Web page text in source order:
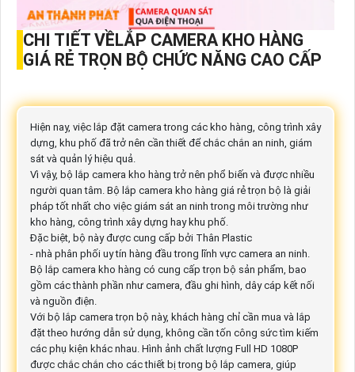
CHI TIẾT VỀLẮP CAMERA KHO HÀNG
GIÁ RẺ TRỌN BỘ CHỨC NĂNG CAO CẤP
Hiện nay, việc lắp đặt camera trong các kho hàng, công trình xây
dựng, khu phố đã trở nên cần thiết để chắc chắn an ninh, giám
sát và quản lý hiệu quả.
Vì vậy, bộ lắp camera kho hàng trở nên phổ biến và được nhiều
người quan tâm. Bộ lắp camera kho hàng giá rẻ trọn bộ là giải
pháp tốt nhất cho việc giám sát an ninh trong môi trường như
kho hàng, công trình xây dựng hay khu phố.
Đặc biệt, bộ này được cung cấp bởi Thân Plastic
- nhà phân phối uy tín hàng đầu trong lĩnh vực camera an ninh.
Bộ lắp camera kho hàng có cung cấp trọn bộ sản phẩm, bao
gồm các thành phần như camera, đầu ghi hình, dây cáp kết nối
và nguồn điện.
Với bộ lắp camera trọn bộ này, khách hàng chỉ cần mua và lắp
đặt theo hướng dẫn sử dụng, không cần tốn công sức tìm kiếm
các phụ kiện khác nhau. Hình ảnh chất lượng Full HD 1080P
được chắc chắn cho các thiết bị trong bộ lắp camera, giúp